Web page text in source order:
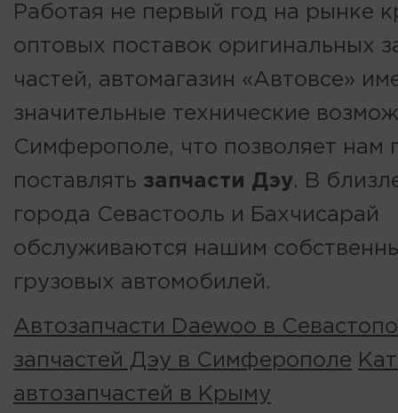
Работая не первый год на рынке
оптовых поставок оригинальных
частей, автомагазин «Автовсе»
значительные технические
Симферополе, что позволяет нам
поставлять запчасти Дэу. В
города Севастооль и Бахчисарай
обслуживаются нашим
грузовых автомобилей.
Автозапчасти Daewoo в
запчастей Дэу в Симферополе
автозапчастей в Крыму